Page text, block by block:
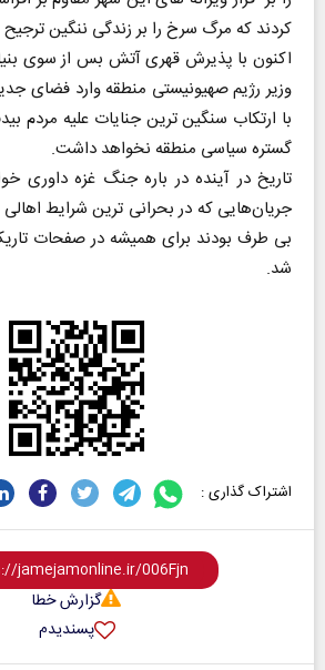
کردند که مرگ سرخ را بر زندگی ننگین
اکنون با پذیرش قهری آتش بس از سوی
وزیر رژیم صهیونیستی منطقه وارد فضای
با ارتکاب سنگین ترین جنایات علیه مردم
گستره سیاسی منطقه نخواهد داشت.
تاریخ در آینده در باره جنگ غزه داوری
جریان‌هایی که در بحرانی ترین شرایط اهالی
بی طرف بودند برای همیشه در صفحات
شد.
اشتراک گذاری :
گزارش خطا
پسندیدم